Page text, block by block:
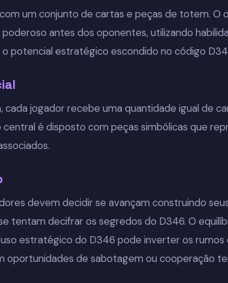
um conjunto de cartas e peças de totem. O
antes dos oponentes, utilizando
potencial estratégico escondido no código
cada jogador recebe uma quantidade igual de
central é disposto com peças simbólicas que
devem decidir se avançam construindo
tentam decifrar os segredos do D346. O
estratégico do D346 pode inverter os rumos
oportunidades de sabotagem ou cooperação